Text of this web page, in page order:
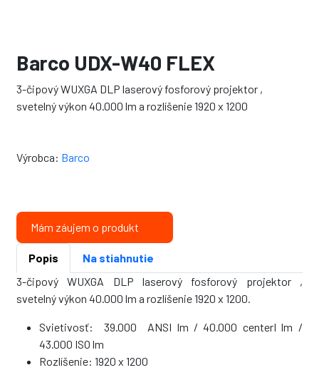
Barco UDX-W40 FLEX
3-čipový WUXGA DLP laserový fosforový projektor ,
svetelný výkon 40.000 lm a rozlíšenie 1920 x 1200
Výrobca: Barco
Mám záujem o produkt
Popis
Na stiahnutie
3-čipový WUXGA DLP laserový fosforový projektor ,
svetelný výkon 40.000 lm a rozlíšenie 1920 x 1200.
Svietivosť: 39.000 ANSI lm / 40.000 centerI lm /
43.000 ISO lm
Rozlíšenie: 1920 x 1200